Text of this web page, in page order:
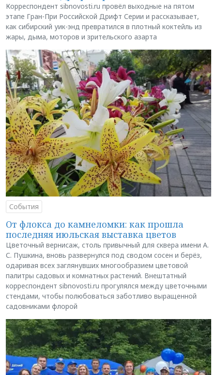
Корреспондент sibnovosti.ru провёл выходные на пятом
этапе Гран-При Российской Дрифт Серии и рассказывает,
как сибирский уик-энд превратился в плотный коктейль из
жары, дыма, моторов и зрительского азарта
События
От флокса до камнеломки: как прошла
последняя июльская выставка цветов
Цветочный вернисаж, столь привычный для сквера имени А.
С. Пушкина, вновь развернулся под сводом сосен и берёз,
одаривая всех заглянувших многообразием цветовой
палитры садовых и комнатных растений. Внештатный
корреспондент sibnovosti.ru прогулялся между цветочными
стендами, чтобы полюбоваться заботливо выращенной
садовниками флорой